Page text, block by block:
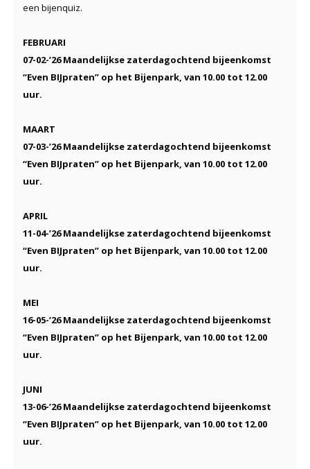
een bijenquiz.
FEBRUARI
07-02-’26 Maandelijkse zaterdagochtend bijeenkomst
“Even BIJpraten” op het Bijenpark, van 10.00 tot 12.00
uur.
MAART
07-03-’26 Maandelijkse zaterdagochtend bijeenkomst
“Even BIJpraten” op het Bijenpark, van 10.00 tot 12.00
uur.
APRIL
11-04-’26 Maandelijkse zaterdagochtend bijeenkomst
“Even BIJpraten” op het Bijenpark, van 10.00 tot 12.00
uur.
MEI
16-05-’26 Maandelijkse zaterdagochtend bijeenkomst
“Even BIJpraten” op het Bijenpark, van 10.00 tot 12.00
uur.
JUNI
13-06-’26Maandelijkse zaterdagochtend bijeenkomst
“Even BIJpraten” op het Bijenpark, van 10.00 tot 12.00
uur.